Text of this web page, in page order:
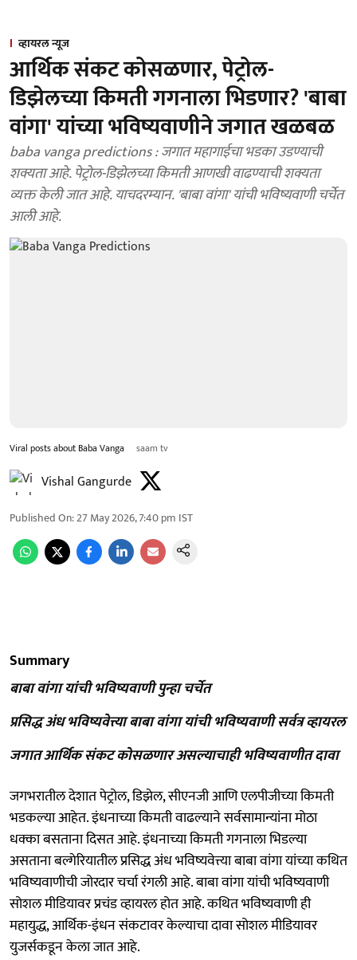
व्हायरल न्यूज
आर्थिक संकट कोसळणार, पेट्रोल-
डिझेलच्या किमती गगनाला भिडणार? 'बाबा
वांगा' यांच्या भविष्यवाणीने जगात खळबळ
baba vanga predictions : जगात महागाईचा भडका उडण्याची
शक्यता आहे. पेट्रोल-डिझेलच्या किमती आणखी वाढण्याची शक्यता
व्यक्त केली जात आहे. याचदरम्यान. 'बाबा वांगा' यांची भविष्यवाणी चर्चेत
आली आहे.
Viral posts about Baba Vanga saam tv
Vishal Gangurde
Published On:27 May 2026, 7:40 pm IST
Summary
बाबा वांगा यांची भविष्यवाणी पुन्हा चर्चेत
प्रसिद्ध अंध भविष्यवेत्त्या बाबा वांगा यांची भविष्यवाणी सर्वत्र व्हायरल
जगात आर्थिक संकट कोसळणार असल्याचाही भविष्यवाणीत दावा
जगभरातील देशात पेट्रोल, डिझेल, सीएनजी आणि एलपीजीच्या किमती
भडकल्या आहेत. इंधनाच्या किमती वाढल्याने सर्वसामान्यांना मोठा
धक्का बसताना दिसत आहे. इंधनाच्या किमती गगनाला भिडल्या
असताना बल्गेरियातील प्रसिद्ध अंध भविष्यवेत्त्या बाबा वांगा यांच्या कथित
भविष्यवाणीची जोरदार चर्चा रंगली आहे. बाबा वांगा यांची भविष्यवाणी
सोशल मीडियावर प्रचंड व्हायरल होत आहे. कथित भविष्यवाणी ही
महायुद्ध, आर्थिक-इंधन संकटावर केल्याचा दावा सोशल मीडियावर
युजर्सकडून केला जात आहे.